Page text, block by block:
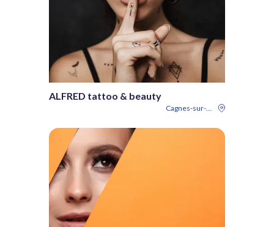
ALFRED tattoo & beauty
Cagnes-sur-Mer